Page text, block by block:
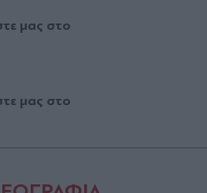
μας στο
μας στο